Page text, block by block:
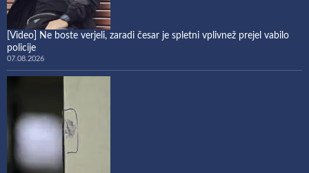
[Video] Ne boste verjeli, zaradi česar je spletni vplivnež prejel vabilo
policije
07.08.2026